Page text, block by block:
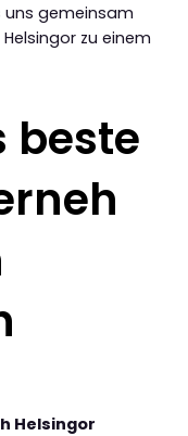
gemeinsam
zu einem
beste
Helsingor